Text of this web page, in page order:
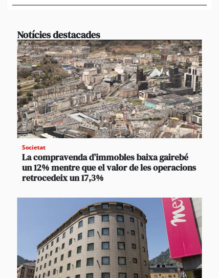
Notícies destacades
Societat
La compravenda d’immobles baixa gairebé
un 12% mentre que el valor de les operacions
retrocedeix un 17,3%